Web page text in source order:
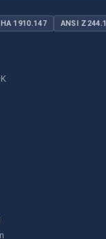
1910.147 ANSI Z244.1